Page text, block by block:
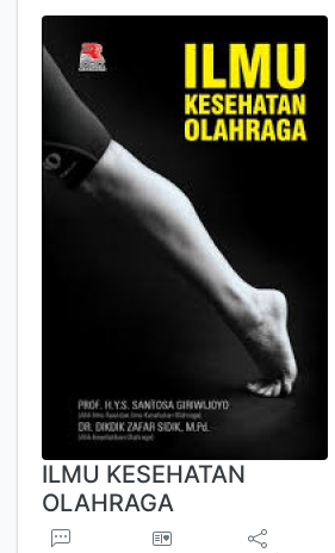
ILMU KESEHATAN
OLAHRAGA